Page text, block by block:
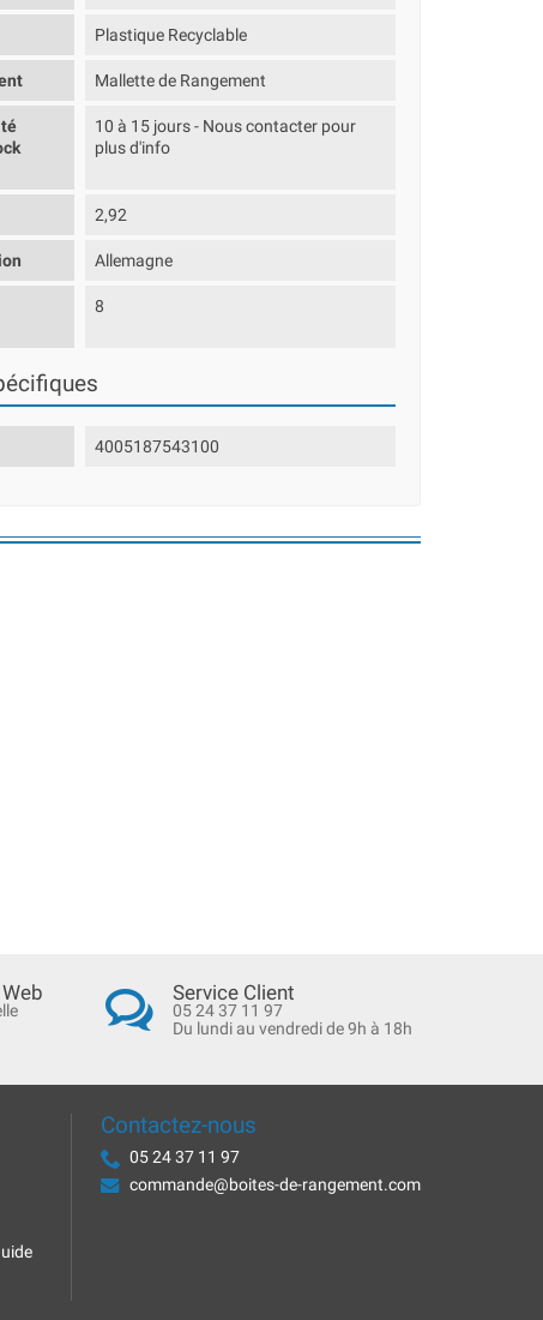
Plastique Recyclable
Mallette de Rangement
10 à 15 jours - Nous contacter pour
plus d'info
2,92
Allemagne
8
4005187543100
Service Client
05 24 37 11 97
Du lundi au vendredi de 9h à 18h
Contactez-nous
05 24 37 11 97
commande@boites-de-rangement.com